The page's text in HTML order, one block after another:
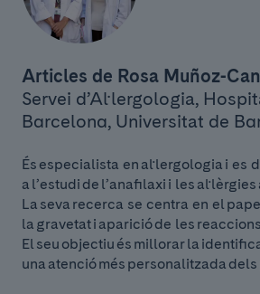
Articles de Rosa Muñoz-
Servei d’Al·lergologia,
Barcelona, Universitat de
És especialista en al·lergologia i es
a l’estudi de l’anafilaxi i les
La seva recerca se centra en el
la gravetat i aparició de les
El seu objectiu és millorar la
una atenció més personalitzada